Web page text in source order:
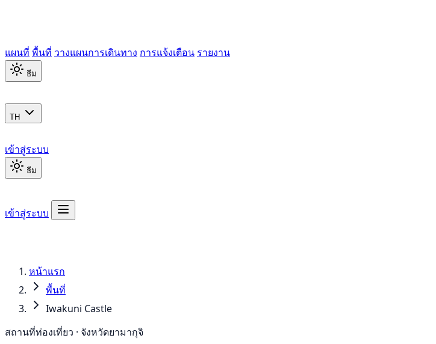
แผนที่ พื้นที่ วางแผนการเดินทาง การแจ้งเตือน รายงาน
ธีม
TH
เข้าสู่ระบบ
ธีม
เข้าสู่ระบบ
หน้าแรก
พื้นที่
Iwakuni Castle
สถานที่ท่องเที่ยว · จังหวัดยามากุจิ